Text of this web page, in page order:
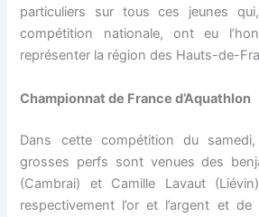
particuliers sur tous ces jeunes
compétition nationale, ont eu
représenter la région des Hauts-de-
Championnat de France d’Aquathlon
Dans cette compétition du
grosses perfs sont venues des
(Cambrai) et Camille Lavaut
respectivement l’or et l’argent et